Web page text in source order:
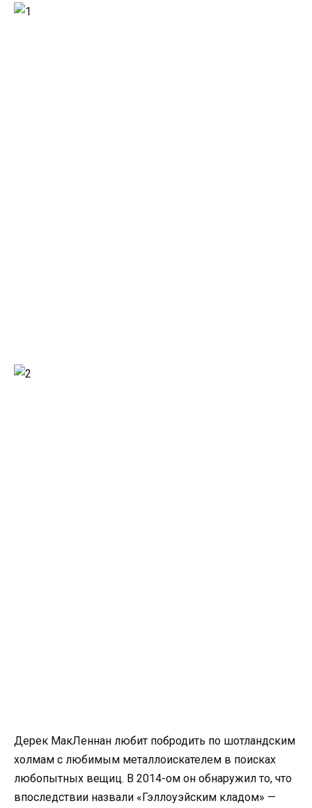
Дерек МакЛеннан любит побродить по шотландским
холмам с любимым металлоискателем в поисках
любопытных вещиц. В 2014-ом он обнаружил то, что
впоследствии назвали «Гэллоуэйским кладом» —